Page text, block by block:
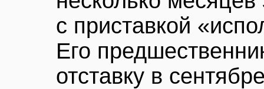
с приставкой
Его
отставку в